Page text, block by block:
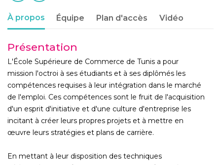
À propos Équipe Plan d'accès Vidéo
Présentation
L'École Supérieure de Commerce de Tunis a pour
mission l'octroi à ses étudiants et à ses diplômés les
compétences requises à leur intégration dans le marché
de l'emploi. Ces compétences sont le fruit de l'acquisition
d'un esprit d'initiative et d'une culture d'entreprise les
incitant à créer leurs propres projets et à mettre en
œuvre leurs stratégies et plans de carrière.
En mettant à leur disposition des techniques